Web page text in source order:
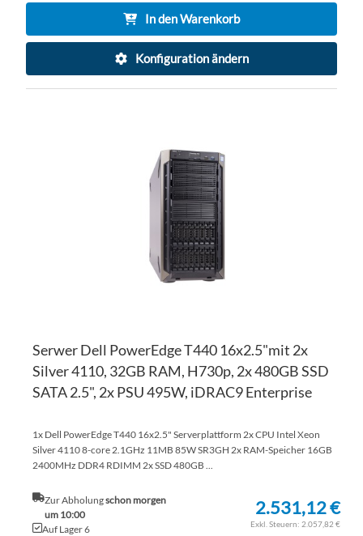
In den Warenkorb
Konfiguration ändern
Serwer Dell PowerEdge T440 16x2.5"mit 2x
Silver 4110, 32GB RAM, H730p, 2x 480GB SSD
SATA 2.5", 2x PSU 495W, iDRAC9 Enterprise
1x Dell PowerEdge T440 16x2.5" Serverplattform 2x CPU Intel Xeon
Silver 4110 8-core 2.1GHz 11MB 85W SR3GH 2x RAM-Speicher 16GB
2400MHz DDR4 RDIMM 2x SSD 480GB ...
Zur Abholungschon morgen
um 10:00
Auf Lager 6
2.531,12 €
2.057,82 €